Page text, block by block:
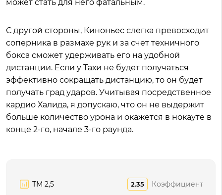
может стать для него фатальным.
С другой стороны, Киноньес слегка превосходит
соперника в размахе рук и за счет техничного
бокса сможет удерживать его на удобной
дистанции. Если у Тахи не будет получаться
эффективно сокращать дистанцию, то он будет
получать град ударов. Учитывая посредственное
кардио Халида, я допускаю, что он не выдержит
больше количество урона и окажется в нокауте в
конце 2-го, начале 3-го раунда.
ТМ 2,5 2.35 Коэффициент